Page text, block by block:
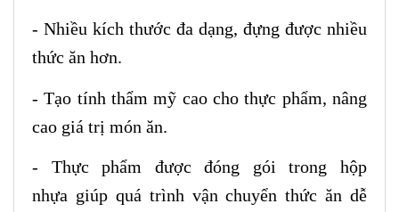
- Nhiều kích thước đa dạng, đựng được nhiều
thức ăn hơn.
-Tạo tính thẩm mỹ cao cho thực phẩm, nâng
cao giá trị món ăn.
- Thực phẩm được đóng gói trong hộp
nhựa giúp quá trình vận chuyển thức ăn dễ